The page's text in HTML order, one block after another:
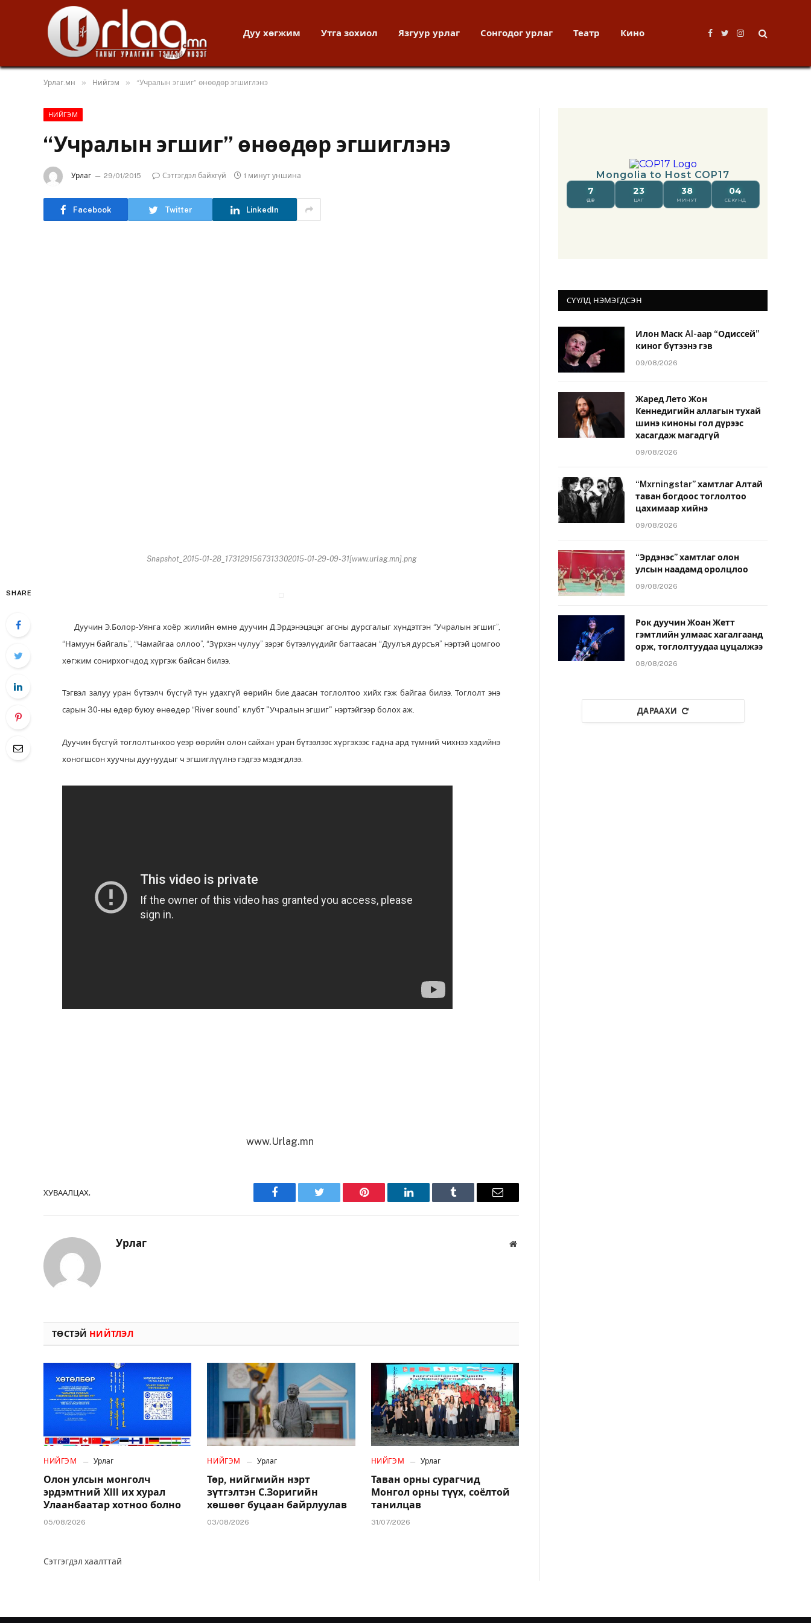
Дуу хөгжим Утга зохиол Язгуур урлаг Сонгодог урлаг Театр Кино
Facebook
TwitterInstagram
Урлаг.мн » Нийгэм » “Учралын эгшиг” өнөөдөр эгшиглэнэ
НИЙГЭМ
“Учралын эгшиг” өнөөдөр эгшиглэнэ
Урлаг 29/01/2015 Сэтгэгдэл байхгүй 1 минут уншина
Facebook Twitter LinkedIn
Snapshot_2015-01-28_1731291567313302015-01-29-09-31[www.urlag.mn].png
SHARE
Дуучин Э.Болор-Уянга хоёр жилийн өмнө дуучин Д.Эрдэнэцэцэг агсны дурсгалыг хүндэтгэн “Учралын эгшиг”,
“Намуун байгаль”, “Чамайгаа оллоо”, “Зүрхэн чулуу” зэрэг бүтээлүүдийг багтаасан “Дуулъя дурсъя” нэртэй цомгоо
хөгжим сонирхогчдод хүргэж байсан билээ.
Тэгвэл залуу уран бүтээлч бүсгүй тун удахгүй өөрийн бие даасан тоглолтоо хийх гэж байгаа билээ. Тоглолт энэ
сарын 30-ны өдөр буюу өнөөдөр “River sound” клубт "Учралын эгшиг" нэртэйгээр болох аж.
Дуучин бүсгүй тоглолтынхоо үеэр өөрийн олон сайхан уран бүтээлээс хүргэхээс гадна ард түмний чихнээ хэдийнэ
хоногшсон хуучны дуунуудыг ч эгшиглүүлнэ гэдгээ мэдэгдлээ.
www.Urlag.mn
ХУВААЛЦАХ.
Facebook Twitter Pinterest LinkedIn Tumblr Имэйл
Урлаг Вэбсайт
ТӨСТЭЙ НИЙТЛЭЛ
НИЙГЭМ Урлаг
Олон улсын монголч
эрдэмтний XIII их хурал
Улаанбаатар хотноо болно
05/08/2026
НИЙГЭМ Урлаг
Төр, нийгмийн нэрт
зүтгэлтэн С.Зоригийн
хөшөөг буцаан байрлуулав
03/08/2026
НИЙГЭМ Урлаг
Таван орны сурагчид
Монгол орны түүх, соёлтой
танилцав
31/07/2026
Сэтгэгдэл хаалттай
СҮҮЛД НЭМЭГДСЭН
Илон Маск AI-аар “Одиссей”
киног бүтээнэ гэв
09/08/2026
Жаред Лето Жон
Кеннедигийн аллагын тухай
шинэ киноны гол дүрээс
хасагдаж магадгүй
09/08/2026
“Mxrningstar” хамтлаг Алтай
таван богдоос тоглолтоо
цахимаар хийнэ
09/08/2026
“Эрдэнэс” хамтлаг олон
улсын наадамд оролцлоо
09/08/2026
Рок дуучин Жоан Жетт
гэмтлийн улмаас хагалгаанд
орж, тоглолтуудаа цуцалжээ
08/08/2026
ДАРААХИ